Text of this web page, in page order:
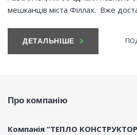
мешканців міста Філлах. Вже
ДЕТАЛЬНІШЕ
Про компанію
Компанія “ТЕПЛО